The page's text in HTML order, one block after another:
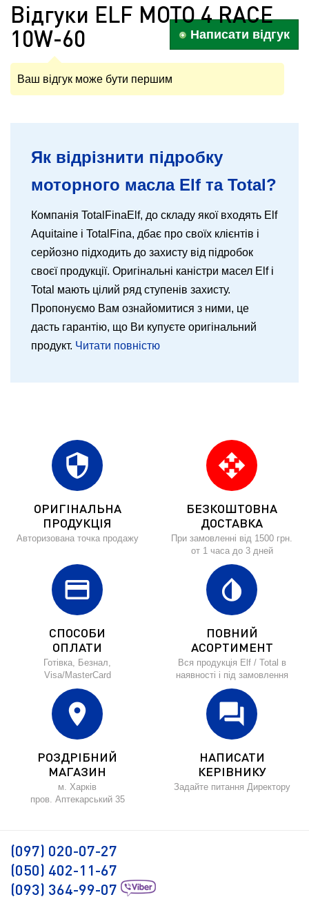
Відгуки ELF MOTO 4 RACE
10W-60
Написати відгук
Ваш відгук може бути першим
Як відрізнити підробку
моторного масла Elf та Total?
Компанія TotalFinaElf, до складу якої входять Elf
Aquitaine і TotalFina, дбає про своїх клієнтів і
серйозно підходить до захисту від підробок
своєї продукції. Оригінальні каністри масел Elf і
Total мають цілий ряд ступенів захисту.
Пропонуємо Вам ознайомитися з ними, це
дасть гарантію, що Ви купуєте оригінальний
продукт. Читати повністю
security
ОРИГІНАЛЬНА
ПРОДУКЦІЯ
Авторизована точка продажу
open_with
БЕЗКОШТОВНА
ДОСТАВКА
При замовленні від 1500 грн.
от 1 часа до 3 дней
credit_card
СПОСОБИ
ОПЛАТИ
Готівка, Безнал,
Visa/MasterCard
invert_colors
ПОВНИЙ
АСОРТИМЕНТ
Вся продукція Elf / Total в
наявності і під замовлення
location_on
РОЗДРІБНИЙ
МАГАЗИН
м. Харків
пров. Аптекарський 35
forum
НАПИСАТИ
КЕРІВНИКУ
Задайте питання Директору
(097) 020-07-27
(050) 402-11-67
(093) 364-99-07